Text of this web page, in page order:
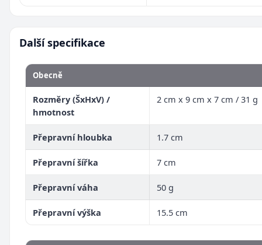
Další specifikace
Obecně
Rozměry (ŠxHxV) /
hmotnost
2 cm x 9 cm x 7 cm / 31 g
Přepravní hloubka 1.7 cm
Přepravní šířka 7 cm
Přepravní váha 50 g
Přepravní výška 15.5 cm